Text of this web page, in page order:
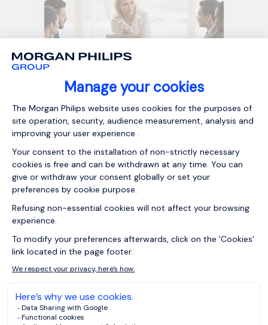
Artikel 20/05/2026
FMCG-Marketing-Recruiting: Warum
Kandidaten nicht auf den klassischen
Lebenslauf setzen sollten